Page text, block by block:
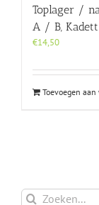
Toplager /
A / B,
€14,50
Toevoegen
Zoeken